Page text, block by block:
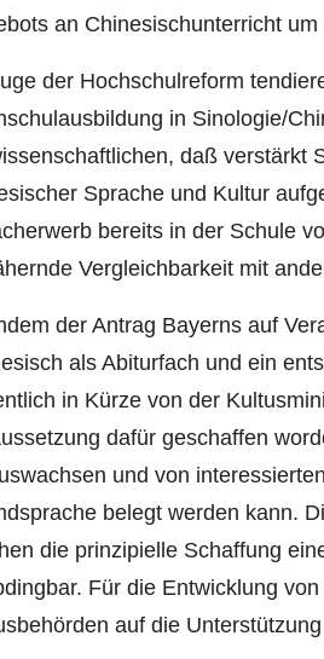
an Chinesischunterricht
der Hochschulreform
in Sinologie/
daß verstärkt
Sprache und Kultur
bereits in der Schule
Vergleichbarkeit mit
der Antrag Bayerns auf
als Abiturfach und ein
in Kürze von der
dafür geschaffen
und von
belegt werden kann.
die prinzipielle Schaffung
Für die Entwicklung
auf die